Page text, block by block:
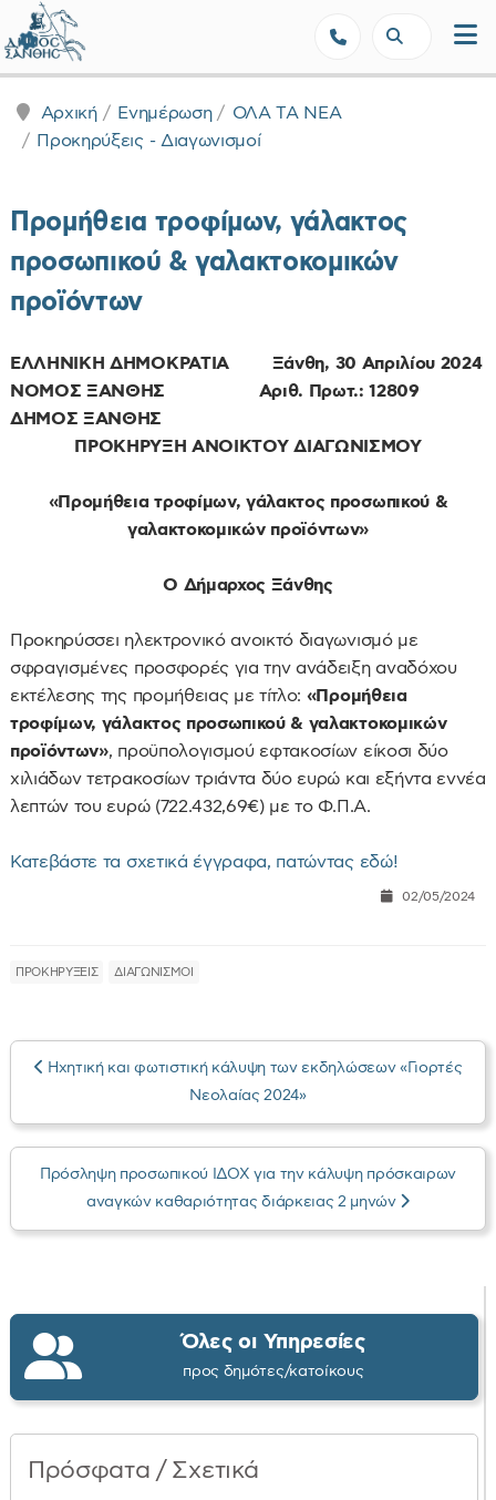
Αρχική Ενημέρωση
ΟΛΑ ΤΑ ΝΕΑ
Προκηρύξεις - Διαγωνισμοί
Προμήθεια τροφίμων, γάλακτος
προσωπικού & γαλακτοκομικών
προϊόντων
ΕΛΛΗΝΙΚΗ ΔΗΜΟΚΡΑΤΙΑ Ξάνθη, 30 Απριλίου 2024
ΝΟΜΟΣ ΞΑΝΘΗΣ Αριθ. Πρωτ.: 12809
ΔΗΜΟΣ ΞΑΝΘΗΣ
ΠΡΟΚΗΡΥΞΗ ΑΝΟΙΚΤΟΥ ΔΙΑΓΩΝΙΣΜΟΥ
«Προμήθεια τροφίμων, γάλακτος προσωπικού &
γαλακτοκομικών προϊόντων»
Ο Δήμαρχος Ξάνθης
Προκηρύσσει ηλεκτρονικό ανοικτό διαγωνισμό με
σφραγισμένες προσφορές για την ανάδειξη αναδόχου
εκτέλεσης της προμήθειας με τίτλο: «Προμήθεια
τροφίμων, γάλακτος προσωπικού & γαλακτοκομικών
προϊόντων», προϋπολογισμού εφτακοσίων είκοσι δύο
χιλιάδων τετρακοσίων τριάντα δύο ευρώ και εξήντα εννέα
λεπτών του ευρώ (722.432,69€) με το Φ.Π.Α.
Κατεβάστε τα σχετικά έγγραφα, πατώντας εδώ!
02/05/2024
ΠΡΟΚΗΡΥΞΕΙΣ ΔΙΑΓΩΝΙΣΜΟΙ
Ηχητική και φωτιστική κάλυψη των εκδηλώσεων «Γιορτές
Νεολαίας 2024»
Πρόσληψη προσωπικού ΙΔΟΧ για την κάλυψη πρόσκαιρων
αναγκών καθαριότητας διάρκειας 2 μηνών
Όλες οι Υπηρεσίες
προς δημότες/κατοίκους
Πρόσφατα / Σχετικά